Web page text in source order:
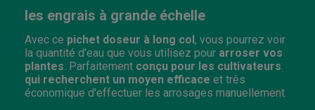
les engrais à grande échelle
Avec ce pichet doseur à long col, vous pourrez voir
la quantité d'eau que vous utilisez pour arroser vos
plantes . Parfaitement conçu pour les cultivateurs
qui recherchent un moyen efficace et très
économique d'effectuer les arrosages manuellement.